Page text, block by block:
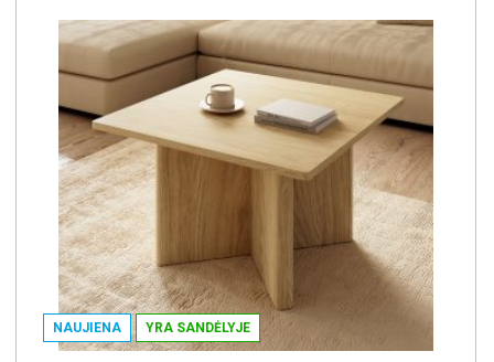
NAUJIENA YRA SANDĖLYJE